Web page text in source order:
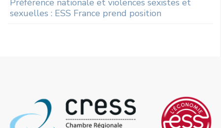
Préférence nationale et violences sexistes et
sexuelles : ESS France prend position